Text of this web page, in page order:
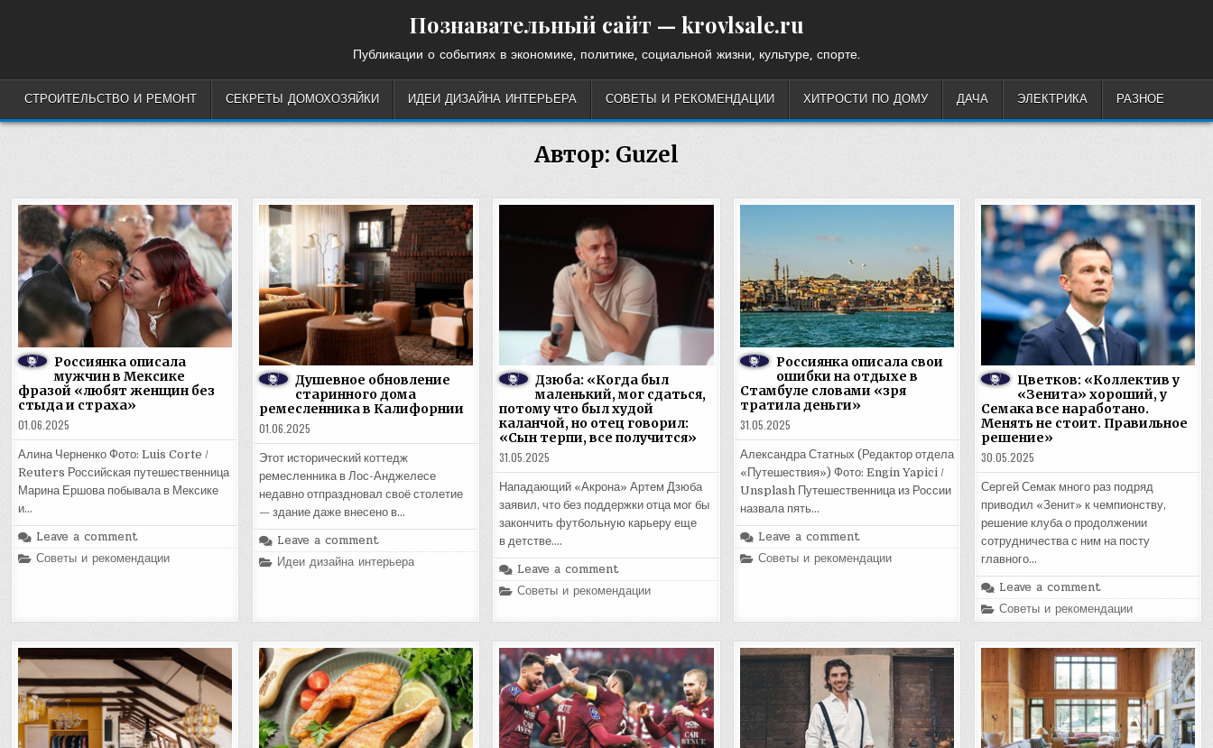
Познавательный сайт — krovlsale.ru
Публикации о событиях в экономике, политике, социальной жизни, культуре, спорте.
СТРОИТЕЛЬСТВО И РЕМОНТ СЕКРЕТЫ ДОМОХОЗЯЙКИ ИДЕИ ДИЗАЙНА ИНТЕРЬЕРА СОВЕТЫ И РЕКОМЕНДАЦИИ ХИТРОСТИ ПО ДОМУ ДАЧА ЭЛЕКТРИКА РАЗНОЕ
Автор: Guzel
Россиянка описала
мужчин в Мексике
фразой «любят женщин без
стыда и страха»
01.06.2025
Алина Черненко Фото: Luis Corte /
Reuters Российская путешественница
Марина Ершова побывала в Мексике
и…
Leave a comment
Posted
Советы и рекомендации
Душевное обновление
старинного дома
ремесленника в Калифорнии
01.06.2025
Этот исторический коттедж
ремесленника в Лос-Анджелесе
недавно отпраздновал своё столетие
— здание даже внесено в…
Leave a comment
Posted
in
Идеи дизайна интерьера
Дзюба: «Когда был
маленький, мог сдаться,
потому что был худой
каланчой, но отец говорил:
«Сын терпи, все получится»
31.05.2025
Нападающий «Акрона» Артем Дзюба
заявил, что без поддержки отца мог бы
закончить футбольную карьеру еще
в детстве….
Leave a comment
Posted
Советы и рекомендации
Россиянка описала свои
ошибки на отдыхе в
Стамбуле словами «зря
тратила деньги»
31.05.2025
Александра Статных (Редактор отдела
«Путешествия») Фото: Engin Yapici /
Unsplash Путешественница из России
назвала пять…
Leave a comment
Posted
Советы и рекомендации
Цветков: «Коллектив у
«Зенита» хороший, у
Семака все наработано.
Менять не стоит. Правильное
решение»
30.05.2025
Сергей Семак много раз подряд
приводил «Зенит» к чемпионству,
решение клуба о продолжении
сотрудничества с ним на посту
главного…
Leave a comment
Posted
in
Советы и рекомендации